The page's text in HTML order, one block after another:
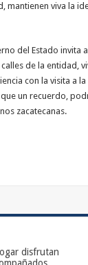
mantienen viva la
del Estado invita
de la entidad,
con la visita a la
un recuerdo,
zacatecanas.
disfrutan